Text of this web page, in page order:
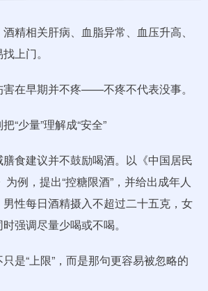
精相关肝病、血脂异常、血压升高、
上门。
在早期并不疼——不疼不代表没事。
“少量”理解成“安全”
食建议并不鼓励喝酒。以《中国居民
例，提出“控糖限酒”，并给出成年人
性每日酒精摄入不超过二十五克，女
强调尽量少喝或不喝。
是“上限”，而是那句更容易被忽略的